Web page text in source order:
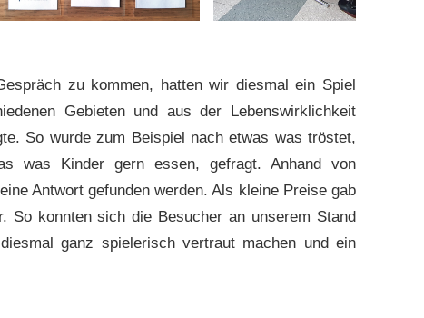
zu kommen, hatten wir diesmal ein Spiel
Gebieten und aus der Lebenswirklichkeit
So wurde zum Beispiel nachetwas was tröstet,
was Kinder gern essen, gefragt. Anhand von
Antwort gefunden werden. Als kleine Preise gab
So konnten sich die Besucher an unserem Stand
ganz spielerisch vertraut machen und ein